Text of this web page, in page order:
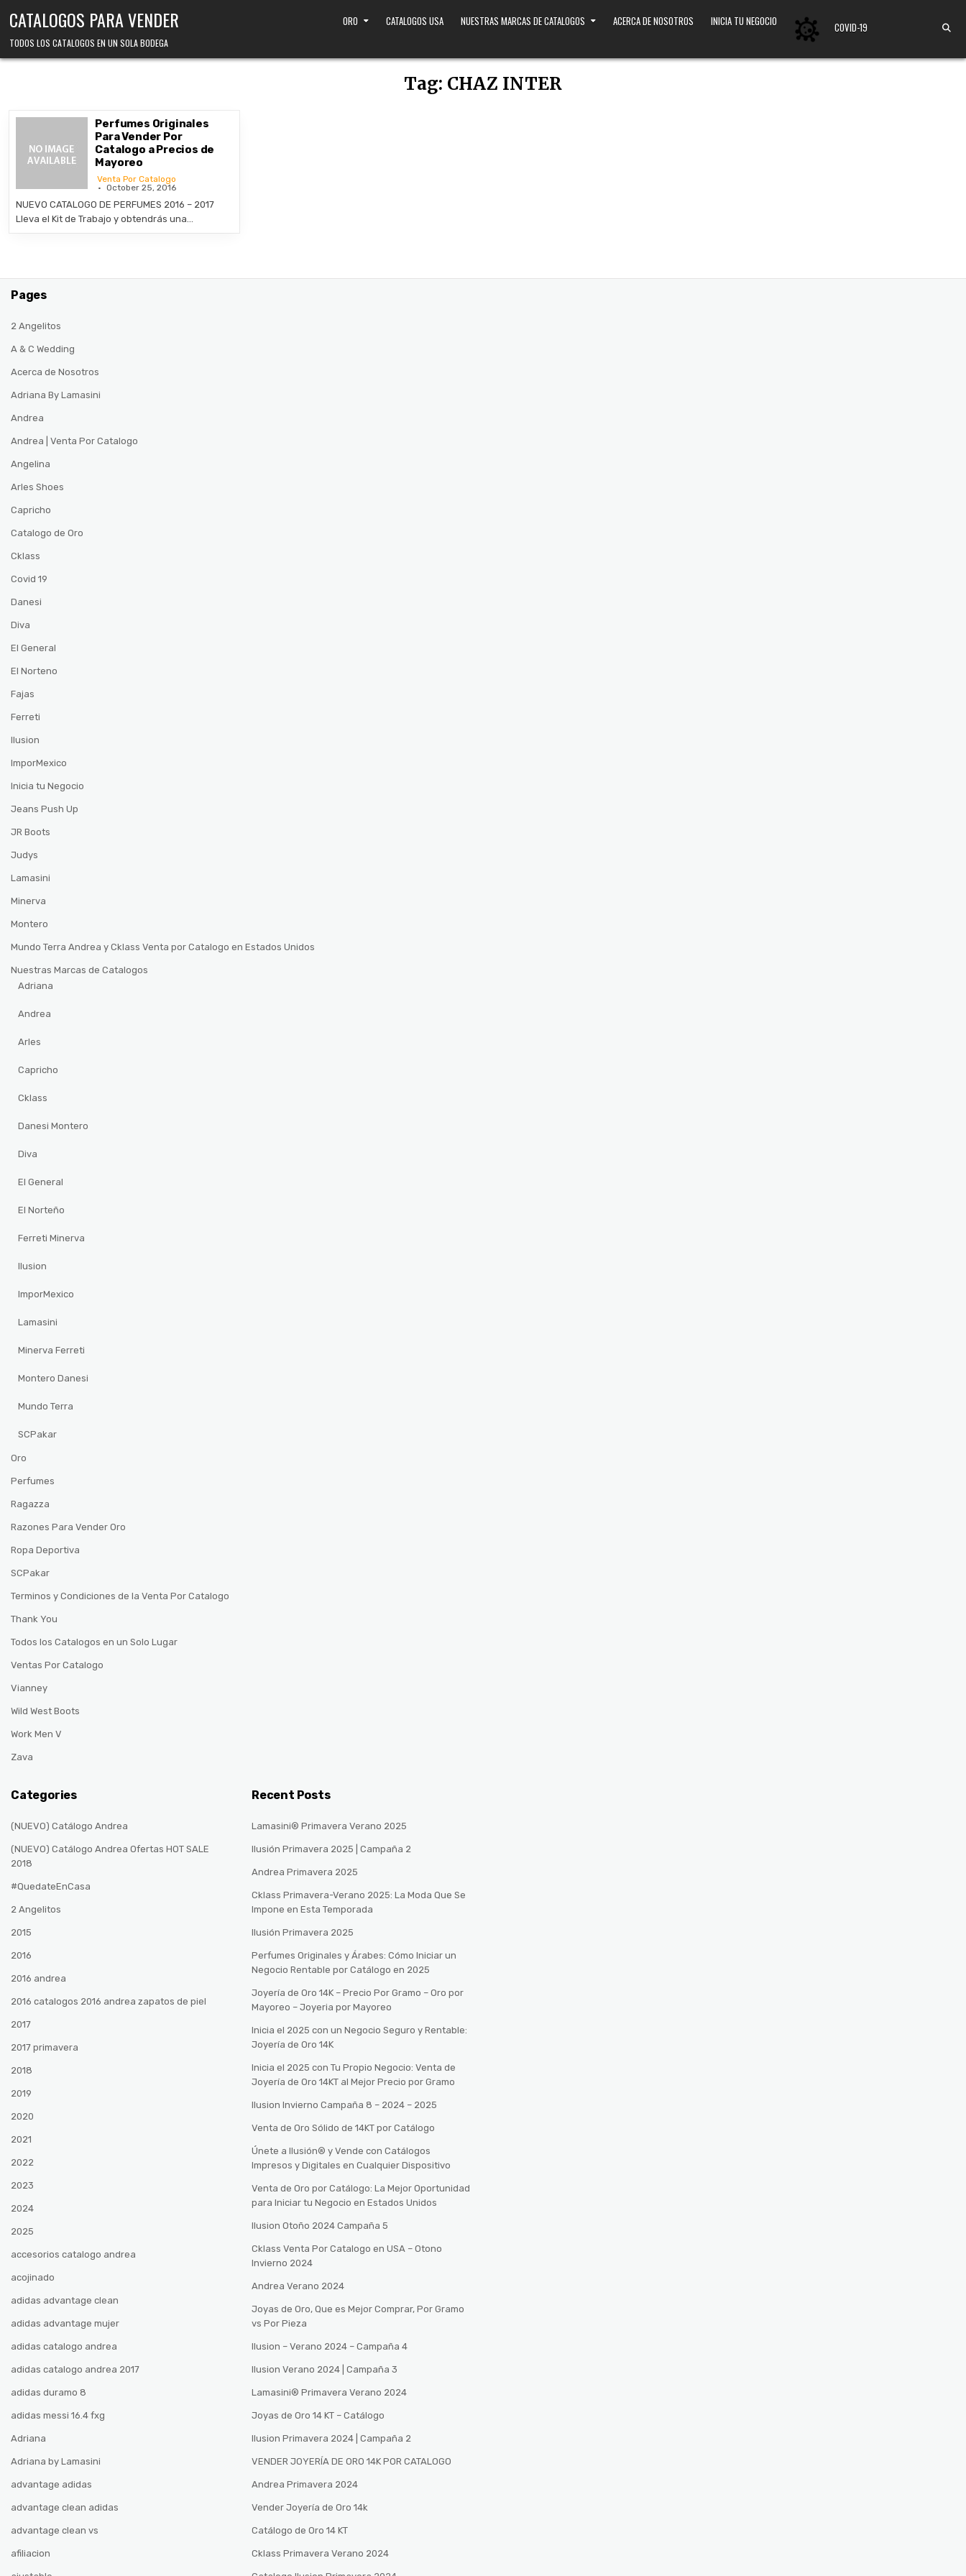
CATALOGOS PARA VENDER
TODOS LOS CATALOGOS EN UN SOLA BODEGA
ORO CATALOGOS USA NUESTRAS MARCAS DE CATALOGOS ACERCA DE NOSOTROS INICIA TU NEGOCIO COVID-19
Tag: CHAZ INTER
Perfumes Originales
Para Vender Por
Catalogo a Precios de
Mayoreo
Venta Por Catalogo
October 25, 2016
NUEVO CATALOGO DE PERFUMES 2016 – 2017
Lleva el Kit de Trabajo y obtendrás una…
Pages
2 Angelitos
A & C Wedding
Acerca de Nosotros
Adriana By Lamasini
Andrea
Andrea | Venta Por Catalogo
Angelina
Arles Shoes
Capricho
Catalogo de Oro
Cklass
Covid 19
Danesi
Diva
El General
El Norteno
Fajas
Ferreti
Ilusion
ImporMexico
Inicia tu Negocio
Jeans Push Up
JR Boots
Judys
Lamasini
Minerva
Montero
Mundo Terra Andrea y Cklass Venta por Catalogo en Estados Unidos
Nuestras Marcas de Catalogos
Adriana
Andrea
Arles
Capricho
Cklass
Danesi Montero
Diva
El General
El Norteño
Ferreti Minerva
Ilusion
ImporMexico
Lamasini
Minerva Ferreti
Montero Danesi
Mundo Terra
SCPakar
Oro
Perfumes
Ragazza
Razones Para Vender Oro
Ropa Deportiva
SCPakar
Terminos y Condiciones de la Venta Por Catalogo
Thank You
Todos los Catalogos en un Solo Lugar
Ventas Por Catalogo
Vianney
Wild West Boots
Work Men V
Zava
Categories
(NUEVO) Catálogo Andrea
(NUEVO) Catálogo Andrea Ofertas HOT SALE
2018
#QuedateEnCasa
2 Angelitos
2015
2016
2016 andrea
2016 catalogos 2016 andrea zapatos de piel
2017
2017 primavera
2018
2019
2020
2021
2022
2023
2024
2025
accesorios catalogo andrea
acojinado
adidas advantage clean
adidas advantage mujer
adidas catalogo andrea
adidas catalogo andrea 2017
adidas duramo 8
adidas messi 16.4 fxg
Adriana
Adriana by Lamasini
advantage adidas
advantage clean adidas
advantage clean vs
afiliacion
Recent Posts
Lamasini® Primavera Verano 2025
Ilusión Primavera 2025 | Campaña 2
Andrea Primavera 2025
Cklass Primavera-Verano 2025: La Moda Que Se
Impone en Esta Temporada
Ilusión Primavera 2025
Perfumes Originales y Árabes: Cómo Iniciar un
Negocio Rentable por Catálogo en 2025
Joyería de Oro 14K – Precio Por Gramo – Oro por
Mayoreo – Joyeria por Mayoreo
Inicia el 2025 con un Negocio Seguro y Rentable:
Joyería de Oro 14K
Inicia el 2025 con Tu Propio Negocio: Venta de
Joyería de Oro 14KT al Mejor Precio por Gramo
Ilusion Invierno Campaña 8 – 2024 – 2025
Venta de Oro Sólido de 14KT por Catálogo
Únete a Ilusión® y Vende con Catálogos
Impresos y Digitales en Cualquier Dispositivo
Venta de Oro por Catálogo: La Mejor Oportunidad
para Iniciar tu Negocio en Estados Unidos
Ilusion Otoño 2024 Campaña 5
Cklass Venta Por Catalogo en USA – Otono
Invierno 2024
Andrea Verano 2024
Joyas de Oro, Que es Mejor Comprar, Por Gramo
vs Por Pieza
Ilusion – Verano 2024 – Campaña 4
Ilusion Verano 2024 | Campaña 3
Lamasini®️ Primavera Verano 2024
Joyas de Oro 14 KT – Catálogo
Ilusion Primavera 2024 | Campaña 2
VENDER JOYERÍA DE ORO 14K POR CATALOGO
Andrea Primavera 2024
Vender Joyería de Oro 14k
Catálogo de Oro 14 KT
Cklass Primavera Verano 2024